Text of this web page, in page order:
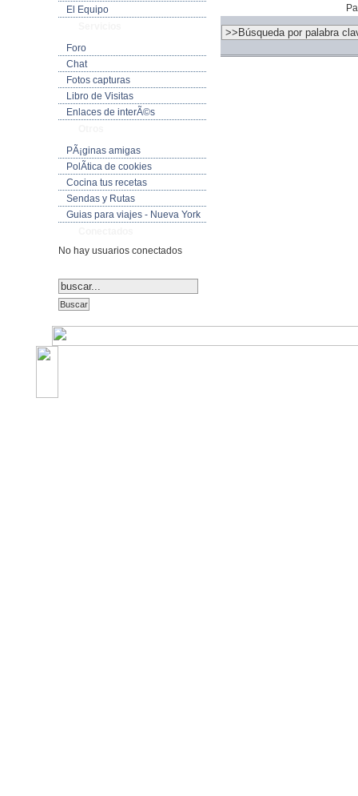
El Equipo
Foro
Chat
Fotos capturas
Libro de Visitas
Enlaces de interÃ©s
PÃ¡ginas amigas
PolÃ­tica de cookies
Cocina tus recetas
Sendas y Rutas
Guias para viajes - Nueva York
No hay usuarios conectados